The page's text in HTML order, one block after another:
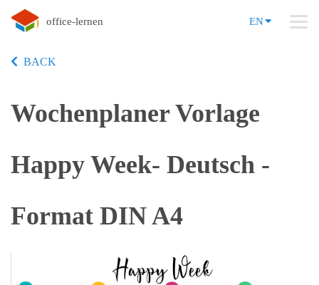
office-lernen EN
BACK
Wochenplaner Vorlage
Happy Week- Deutsch -
Format DIN A4